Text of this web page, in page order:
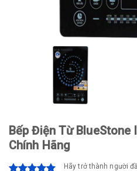
Bếp Điện Từ BlueStone
Chính Hãng
Hãy trở thành người